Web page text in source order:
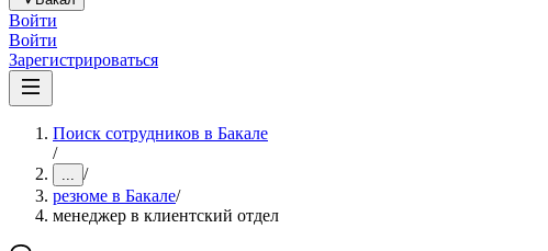
Войти
Войти
Зарегистрироваться
Поиск сотрудников в Бакале
/
... /
резюме в Бакале/
менеджер в клиентский отдел